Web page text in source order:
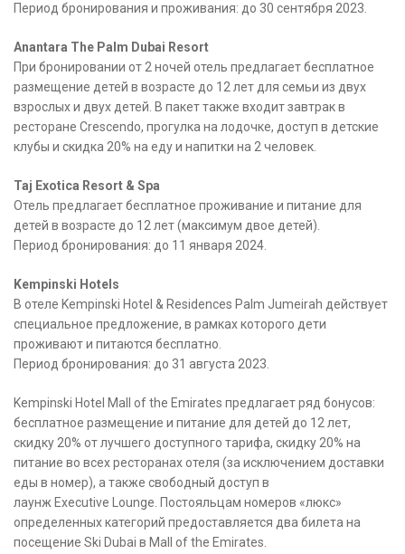
Период бронирования и проживания: до 30 сентября 2023.
Anantara The Palm Dubai Resort
При бронировании от 2 ночей отель предлагает бесплатное
размещение детей в возрасте до 12 лет для семьи из двух
взрослых и двух детей. В пакет также входит завтрак в
ресторане Crescendo, прогулка на лодочке, доступ в детские
клубы и скидка 20% на еду и напитки на 2 человек.
Taj Exotica Resort & Spa
Отель предлагает бесплатное проживание и питание для
детей в возрасте до 12 лет (максимум двое детей).
Период бронирования: до 11 января 2024.
Kempinski Hotels
В отеле Kempinski Hotel & Residences Palm Jumeirah действует
специальное предложение, в рамках которого дети
проживают и питаются бесплатно.
Период бронирования: до 31 августа 2023.
Kempinski Hotel Mall of the Emirates предлагает ряд бонусов:
бесплатное размещение и питание для детей до 12 лет,
скидку 20% от лучшего доступного тарифа, скидку 20% на
питание во всех ресторанах отеля (за исключением доставки
еды в номер), а также свободный доступ в
лаунж Executive Lounge. Постояльцам номеров «люкс»
определенных категорий предоставляется два билета на
посещение Ski Dubai в Mall of the Emirates.